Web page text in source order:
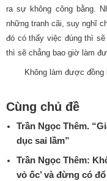
ra sự không công bằng.
những tranh cãi, suy nghĩ
đó có thấy việc đúng thì
thì sẽ chẳng bao giờ làm
Không làm được
Cùng chủ đề
Trần Ngọc Thêm.
dục sai lầm”
Trần Ngọc Thêm:
vỏ ốc’ và đừng có